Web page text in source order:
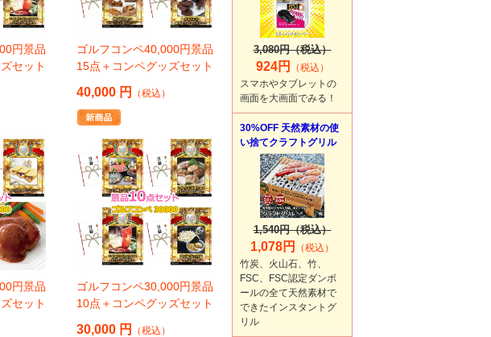
円景品
セット
ゴルフコンペ40,000円景品
15点＋コンペグッズセット
40,000 円 （税込）
円景品
セット
ゴルフコンペ30,000円景品
10点＋コンペグッズセット
30,000 円 （税込）
3,080円（税込）
924円
（税込）
スマホやタブレットの
画面を大画面でみる！
30%OFF 天然素材の使
い捨てクラフトグリル
1,540円（税込）
1,078円
（税込）
竹炭、火山石、竹、
FSC、FSC認定ダンボ
ールの全て天然素材で
できたインスタントグ
リル